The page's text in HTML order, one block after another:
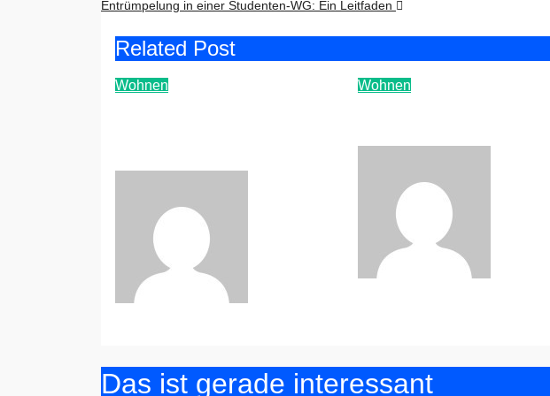
Entrümpelung in einer Studenten-WG: Ein Leitfaden
Related Post
Wohnen Wohnen
Das ist gerade interessant